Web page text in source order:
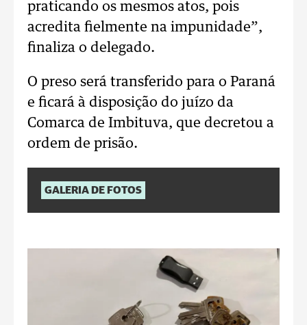
praticando os mesmos atos, pois
acredita fielmente na impunidade”,
finaliza o delegado.
O preso será transferido para o Paraná
e ficará à disposição do juízo da
Comarca de Imbituva, que decretou a
ordem de prisão.
GALERIA DE FOTOS